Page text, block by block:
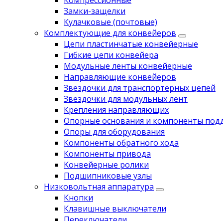
Замки-защелки
Кулачковые (почтовые)
Комплектующие для конвейеров
Цепи пластинчатые конвейерные
Гибкие цепи конвейера
Модульные ленты конвейерные
Направляющие конвейеров
Звездочки для транспортерных цепей
Звездочки для модульных лент
Крепления направляющих
Опорные основания и компоненты
Опоры для оборудования
Компоненты обратного хода
Компоненты привода
Koнвейерныe pолики
Подшипниковые узлы
Низковольтная аппаратура
Кнопки
Клавишные выключатели